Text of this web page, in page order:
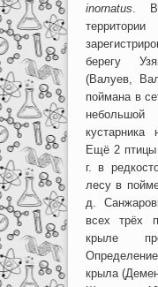
inornatus .
берегу
(Валуев,
поймана в
кустарника
Ещё 2 птицы
г. в
лесу в
д.
всех трёх
крыле
крыла